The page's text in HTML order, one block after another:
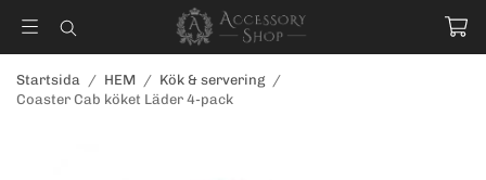
Startsida / HEM / Kök & servering /
Coaster Cab köket Läder 4-pack